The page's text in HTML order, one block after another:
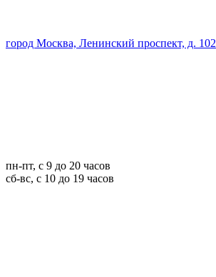
город Москва, Ленинский проспект, д. 102
пн-пт, с 9 до 20 часов
сб-вс, с 10 до 19 часов